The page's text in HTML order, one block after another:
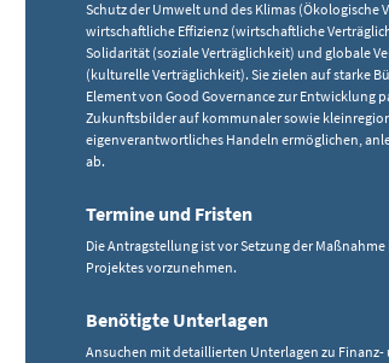
Schutz der Umwelt und des Klimas (Ökologische
wirtschaftliche Effizienz (wirtschaftliche
Solidarität (soziale Verträglichkeit) und globale
(kulturelle Verträglichkeit). Sie zielen auf starke
Element von Good Governance zur Entwicklung
Zukunftsbilder auf kommunaler sowie
eigenverantwortliches Handeln ermöglichen,
ab.
Termine und Fristen
Die Antragstellung ist vor Setzung der
Projektes vorzunehmen.
Benötigte Unterlagen
Ansuchen mit detaillierten Unterlagen zu